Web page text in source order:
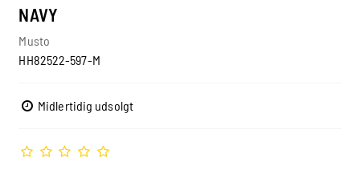
NAVY
Musto
HH82522-597-M
Midlertidig udsolgt